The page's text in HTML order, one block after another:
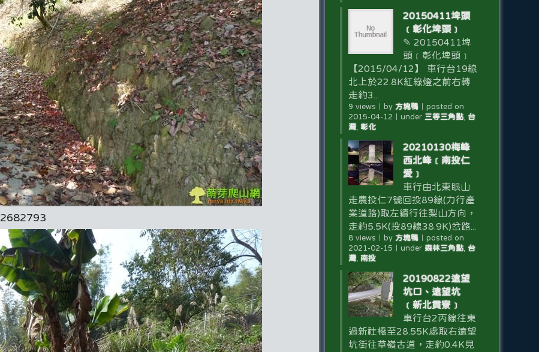
20150411埤頭
﹝彰化埤頭﹞
✎ 20150411埤
頭﹝彰化埤頭﹞
【2015/04/12】 車行台19線
北上於22.8K紅綠燈之前右轉
走約3...
9 views by 方塊鴨｜ posted on
2015-04-12
under 三等三角點, 台
灣, 彰化
20210130梅峰
西北峰﹝南投仁
愛﹞
車行由北東眼山
走農投仁7號回投89線(力行產
業道路)取左續行往梨山方向，
走約5.5K(投89線38.9K)岔路...
8 views by 方塊鴨｜ posted on
2021-02-15
under 森林三角點, 台
灣, 南投
20190822遠望
坑口、遠望坑
﹝新北貢寮﹞
車行台2丙線往東
過新社橋至28.55K處取右遠望
坑街往草嶺古道，走約0.4K見